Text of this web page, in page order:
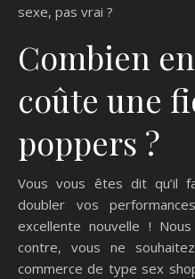
sexe, pas vrai ?
Combien
coûte une
poppers ?
Vous vous êtes dit qu’il
doubler vos
excellente nouvelle !
contre, vous ne
commerce de type sex